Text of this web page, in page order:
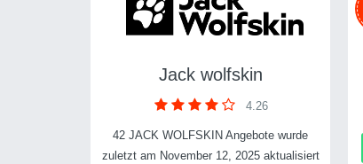
Jack wolfskin
4.26
42 JACK WOLFSKIN Angebote wurde
zuletzt am November 12, 2025 aktualisiert